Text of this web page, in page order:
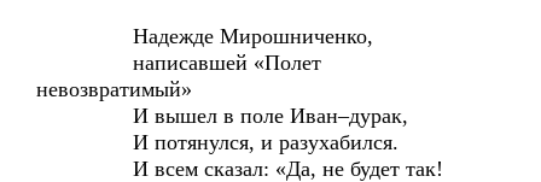
Надежде Мирошниченко,
написавшей «Полет
невозвратимый»
И вышел в поле Иван–дурак,
И потянулся, и разухабился.
И всем сказал: «Да, не будет так!